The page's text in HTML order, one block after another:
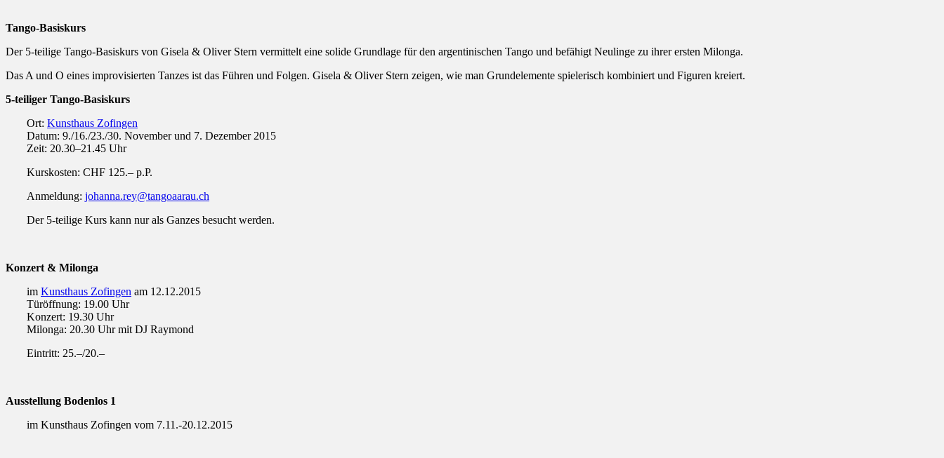
Tango-Basiskurs
Der 5-teilige Tango-Basiskurs von Gisela & Oliver Stern vermittelt eine solide Grundlage für den argentinischen Tango und befähigt Neulinge zu ihrer ersten Milonga.
Das A und O eines improvisierten Tanzes ist das Führen und Folgen. Gisela & Oliver Stern zeigen, wie man Grundelemente spielerisch kombiniert und Figuren kreiert.
5-teiliger Tango-Basiskurs
Ort: Kunsthaus Zofingen
Datum: 9./16./23./30. November und 7. Dezember 2015
Zeit: 20.30–21.45 Uhr
Kurskosten: CHF 125.– p.P.
Anmeldung: johanna.rey@tangoaarau.ch
Der 5-teilige Kurs kann nur als Ganzes besucht werden.
Konzert & Milonga
im Kunsthaus Zofingen am 12.12.2015
Türöffnung: 19.00 Uhr
Konzert: 19.30 Uhr
Milonga: 20.30 Uhr mit DJ Raymond
Eintritt: 25.–/20.–
Ausstellung Bodenlos 1
im Kunsthaus Zofingen vom 7.11.-20.12.2015